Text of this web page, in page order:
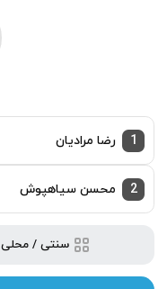
1 رضا مرادیان
2 محسن سیاهپوش
سنتی / محلی